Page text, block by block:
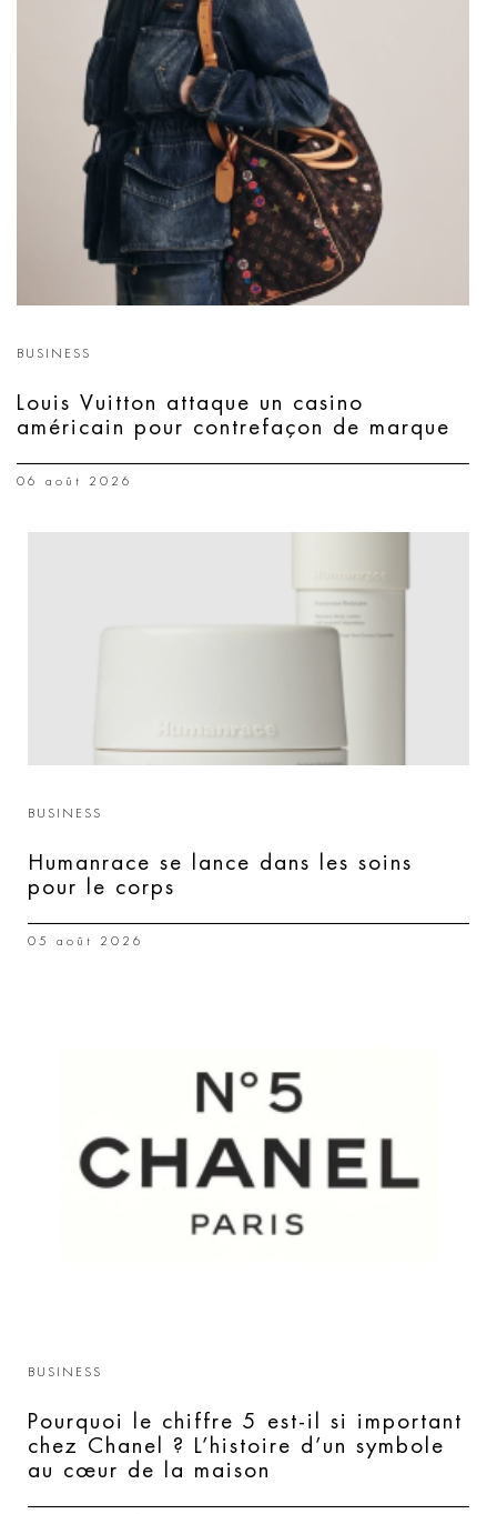
BUSINESS
Louis Vuitton attaque un casino
américain pour contrefaçon de marque
06 août 2026
BUSINESS
Humanrace se lance dans les soins
pour le corps
05 août 2026
BUSINESS
Pourquoi le chiffre 5 est-il si important
chez Chanel ? L’histoire d’un symbole
au cœur de la maison